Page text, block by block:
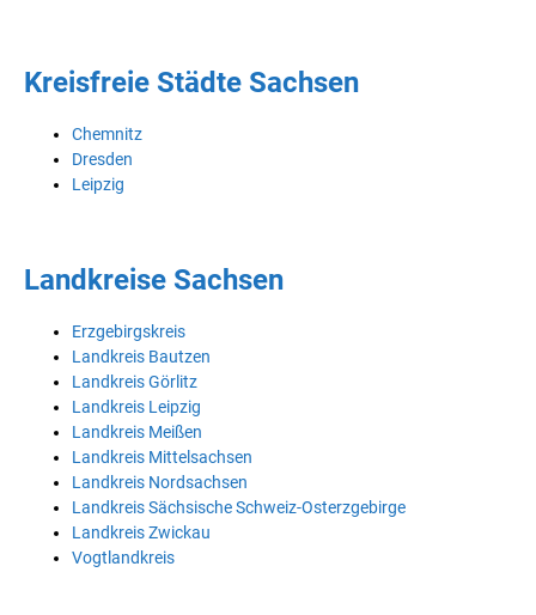
Kreisfreie Städte Sachsen
Chemnitz
Dresden
Leipzig
Landkreise Sachsen
Erzgebirgskreis
Landkreis Bautzen
Landkreis Görlitz
Landkreis Leipzig
Landkreis Meißen
Landkreis Mittelsachsen
Landkreis Nordsachsen
Landkreis Sächsische Schweiz-Osterzgebirge
Landkreis Zwickau
Vogtlandkreis